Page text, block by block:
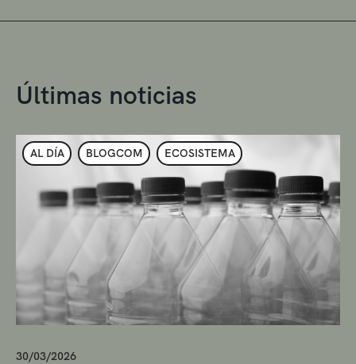
Últimas noticias
AL DÍA BLOGCOM ECOSISTEMA
30/03/2026